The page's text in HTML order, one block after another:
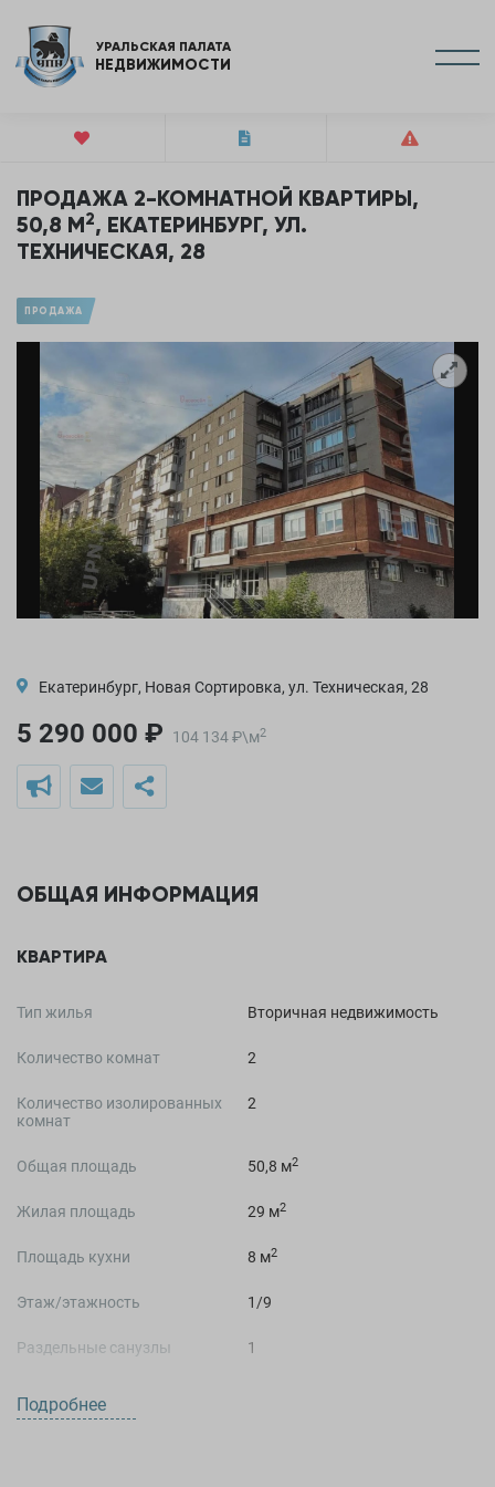
УРАЛЬСКАЯ ПАЛАТА
НЕДВИЖИМОСТИ
ПРОДАЖА 2-КОМНАТНОЙ КВАРТИРЫ,
50,8 М2, ЕКАТЕРИНБУРГ, УЛ.
ТЕХНИЧЕСКАЯ, 28
ПРОДАЖА
Екатеринбург, Новая Сортировка, ул. Техническая, 28
5 290 000 ₽ 104 134₽\м2
ОБЩАЯ ИНФОРМАЦИЯ
КВАРТИРА
Тип жилья Вторичная недвижимость
Количество комнат 2
Количество изолированных
комнат
2
Общая площадь 50,8 м2
Жилая площадь 29 м2
Площадь кухни 8 м2
Этаж/этажность 1/9
Раздельные санузлы 1
Подробнее